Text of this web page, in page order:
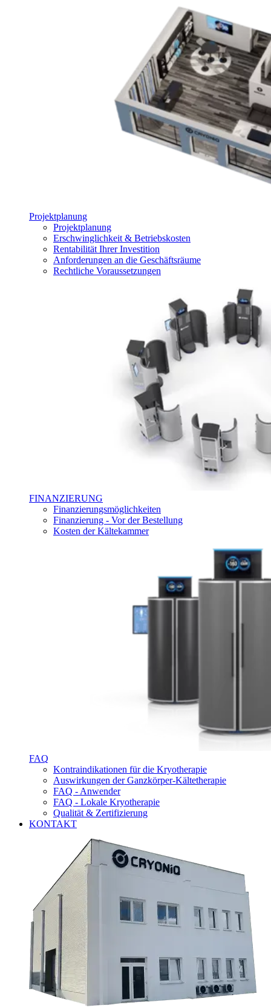
Projektplanung
Projektplanung
Erschwinglichkeit & Betriebskosten
Rentabilität Ihrer Investition
Anforderungen an die Geschäftsräume
Rechtliche Voraussetzungen
FINANZIERUNG
Finanzierungsmöglichkeiten
Finanzierung - Vor der Bestellung
Kosten der Kältekammer
FAQ
Kontraindikationen für die Kryotherapie
Auswirkungen der Ganzkörper-Kältetherapie
FAQ - Anwender
FAQ - Lokale Kryotherapie
Qualität & Zertifizierung
KONTAKT